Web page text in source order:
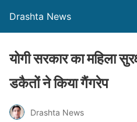
Drashta News
योगी सरकार का महिला
डकैतों ने किया गैंगरेप
Drashta News